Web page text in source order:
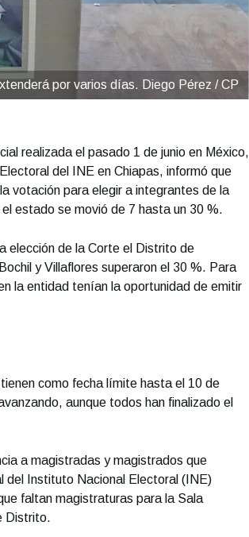
por varios días. Diego Pérez / CP
realizada el pasado 1 de junio en México,
del INE en Chiapas, informó que
votación para elegir a integrantes de la
estado se movió de 7 hasta un 30 %.
elección de la Corte el Distrito de
y Villaflores superaron el 30 %. Para
la entidad tenían la oportunidad de emitir
como fecha límite hasta el 10 de
aunque todos han finalizado el
a magistradas y magistrados que
del Instituto Nacional Electoral (INE)
faltan magistraturas para la Sala
Distrito.